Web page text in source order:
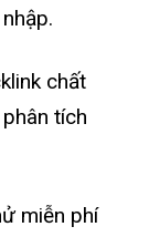
chất
tích
miễn phí